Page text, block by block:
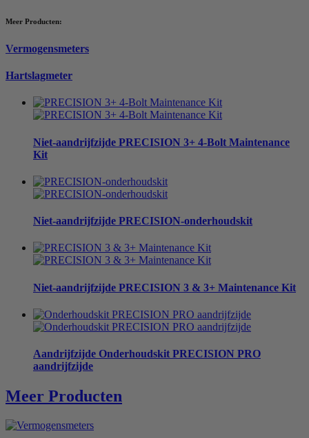
Meer Producten:
Vermogensmeters
Hartslagmeter
Niet-aandrijfzijde PRECISION 3+ 4-Bolt Maintenance
Kit
Niet-aandrijfzijde PRECISION-onderhoudskit
Niet-aandrijfzijde PRECISION 3 & 3+ Maintenance Kit
Aandrijfzijde Onderhoudskit PRECISION PRO
aandrijfzijde
Meer Producten